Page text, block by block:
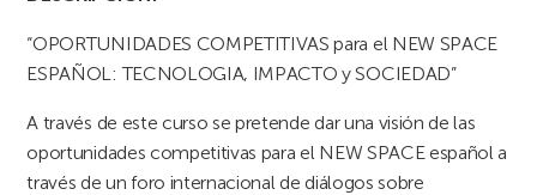
“OPORTUNIDADES COMPETITIVAS para el NEW SPACE
ESPAÑOL: TECNOLOGIA, IMPACTO y SOCIEDAD”
A través de este curso se pretende dar una visión de las
oportunidades competitivas para el NEW SPACE español a
través de un foro internacional de diálogos sobre